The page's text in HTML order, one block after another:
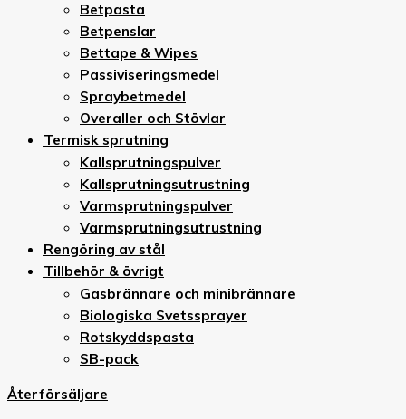
Betpasta
Betpenslar
Bettape & Wipes
Passiviseringsmedel
Spraybetmedel
Overaller och Stövlar
Termisk sprutning
Kallsprutningspulver
Kallsprutningsutrustning
Varmsprutningspulver
Varmsprutningsutrustning
Rengöring av stål
Tillbehör & övrigt
Gasbrännare och minibrännare
Biologiska Svetssprayer
Rotskyddspasta
SB-pack
Återförsäljare